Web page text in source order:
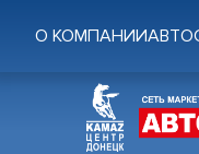
О КОМПАНИИ